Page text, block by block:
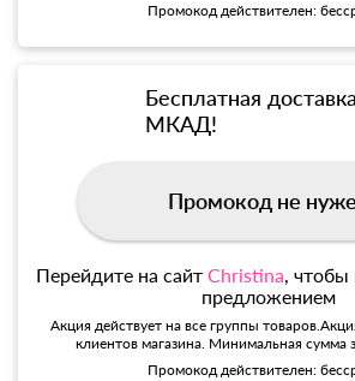
Промокод действителен:
Бесплатная
МКАД!
Промокод не
Перейдите на сайт Christina, чтобы
предложением
Акция действует на все группы
клиентов магазина. Минимальная сумма
Промокод действителен: